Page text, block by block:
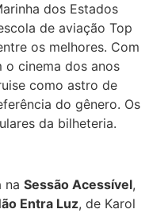
dos Estados
de aviação Top
os melhores. Com
o cinema dos anos
como astro de
do gênero. Os
da bilheteria.
na Sessão Acessível,
Entra Luz, de Karol